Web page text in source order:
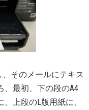
そのメールにテキス
、最初、下の段のA4
上段のL版用紙に、